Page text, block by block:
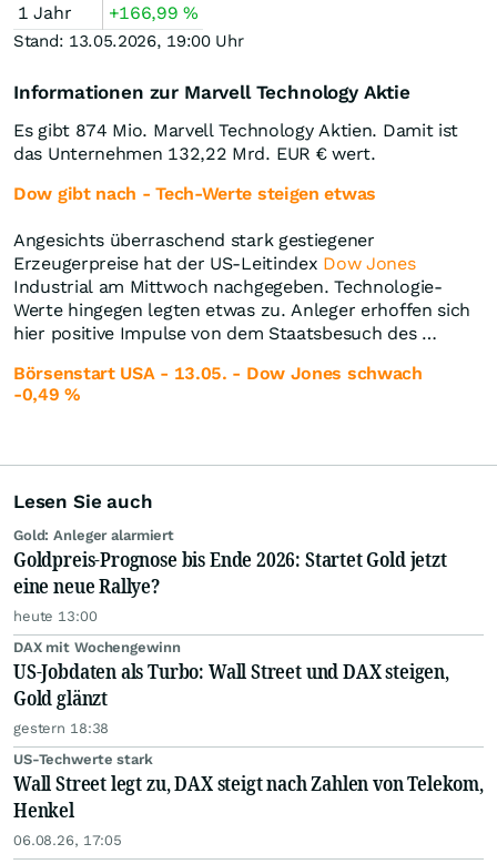
1 Jahr
+166,99%
Stand: 13.05.2026, 19:00 Uhr
Informationen zur Marvell Technology Aktie
Es gibt 874 Mio. Marvell Technology Aktien. Damit ist
das Unternehmen 132,22 Mrd. EUR € wert.
Dow gibt nach - Tech-Werte steigen etwas
Angesichts überraschend stark gestiegener
Erzeugerpreise hat der US-Leitindex Dow Jones
Industrial am Mittwoch nachgegeben. Technologie-
Werte hingegen legten etwas zu. Anleger erhoffen sich
hier positive Impulse von dem Staatsbesuch des …
Börsenstart USA - 13.05. - Dow Jones schwach
-0,49 %
Lesen Sie auch
Gold: Anleger alarmiert
Goldpreis-Prognose bis Ende 2026: Startet Gold jetzt
eine neue Rallye?
heute 13:00
DAX mit Wochengewinn
US-Jobdaten als Turbo: Wall Street und DAX steigen,
Gold glänzt
gestern 18:38
US-Techwerte stark
Wall Street legt zu, DAX steigt nach Zahlen von Telekom,
Henkel
06.08.26, 17:05